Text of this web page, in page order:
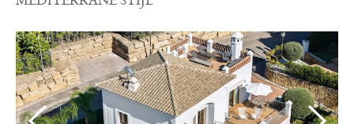
VERKOPEN
INFO